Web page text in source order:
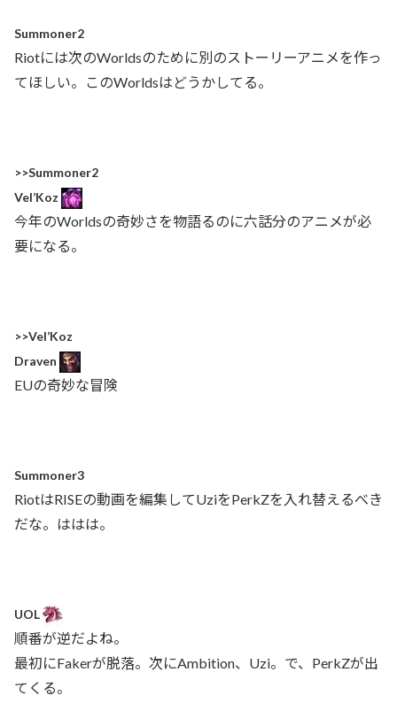
Summoner2
Riotには次のWorldsのために別のストーリーアニメを作っ
てほしい。このWorldsはどうかしてる。
>>Summoner2
Vel’Koz
今年のWorldsの奇妙さを物語るのに六話分のアニメが必
要になる。
>>Vel’Koz
Draven
EUの奇妙な冒険
Summoner3
RiotはRISEの動画を編集してUziをPerkZを入れ替えるべき
だな。ははは。
UOL
順番が逆だよね。
最初にFakerが脱落。次にAmbition、Uzi。で、PerkZが出
てくる。